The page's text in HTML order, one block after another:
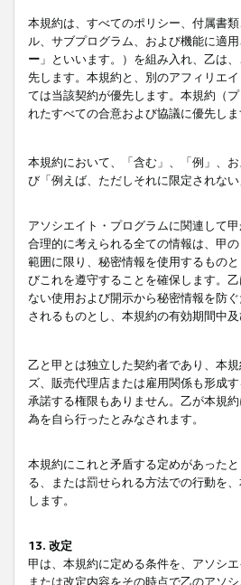
本規約は、すべてのポリシー、付属書
ル、サブプログラム、および機能に適
ー 」といいます。）を組み入れ、乙は
先します。本規約と、別のアフィリエ
ては当該契約が優先します。本規約（
れたすべての合意および協議に優先しま
本規約において、「含む」、「例」、
び「例えば、ただしそれに限定されない
アソシエイト・プログラムに関連して
合理的に考えられる全ての情報は、甲の
範囲に限り、秘密情報を使用するもの
びこれを遵守することを確保します。
ない使用および開示から秘密情報を防
されるものとし、本規約の有効期間中
乙と甲とは独立した契約者であり、本
ズ、販売代理店または雇用関係も形成
承諾する権限もありません。乙が本規
為を自ら行ったとみなされます。
本規約にこれと矛盾する定めがあった
る、または罰せられる方法での行動を
します。
13. 改定
甲は、本規約に定める条件を、アソシ
または改定内容をその時点で乙のアソ